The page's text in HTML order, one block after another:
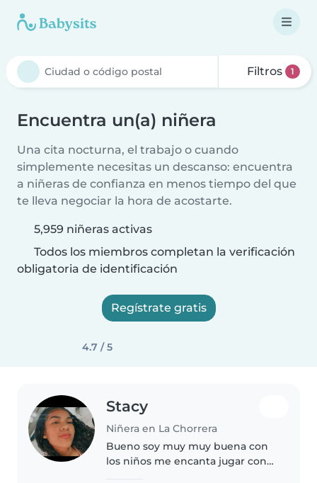
Filtros 1
Encuentra un(a) niñera
Una cita nocturna, el trabajo o cuando
simplemente necesitas un descanso: encuentra
a niñeras de confianza en menos tiempo del que
te lleva negociar la hora de acostarte.
5,959 niñeras activas
Todos los miembros completan la verificación
obligatoria de identificación
Regístrate gratis
4.7 / 5
Stacy
Niñera en La Chorrera
Bueno soy muy muy buena con
los niños me encanta jugar con